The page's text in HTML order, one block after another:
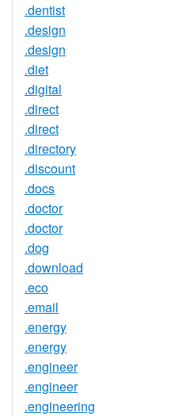
.dentist
.design
.design
.diet
.digital
.direct
.direct
.directory
.discount
.docs
.doctor
.doctor
.dog
.download
.eco
.email
.energy
.energy
.engineer
.engineer
.engineering